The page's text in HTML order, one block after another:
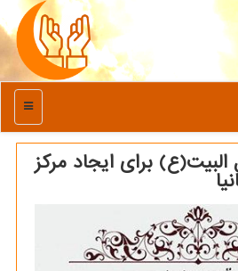
منو
برای ایجاد مركز